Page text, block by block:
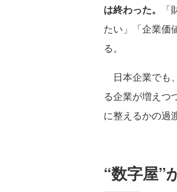
は終わった。
たい」「企業価
る。
日本企業でも
る企業が増えつ
に整えるかの過
“数字屋”